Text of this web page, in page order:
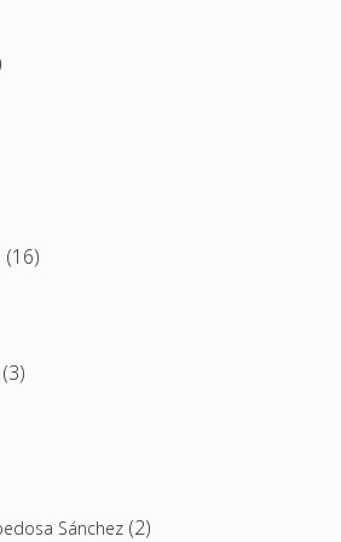
(16)
(3)
Sánchez (2)